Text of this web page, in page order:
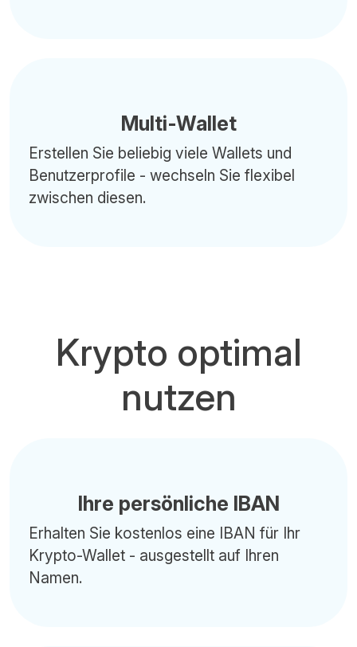
Multi-Wallet
Erstellen Sie beliebig viele Wallets und
Benutzerprofile - wechseln Sie flexibel
zwischen diesen.
Krypto optimal
nutzen
Ihre persönliche IBAN
Erhalten Sie kostenlos eine IBAN für Ihr
Krypto-Wallet - ausgestellt auf Ihren
Namen.